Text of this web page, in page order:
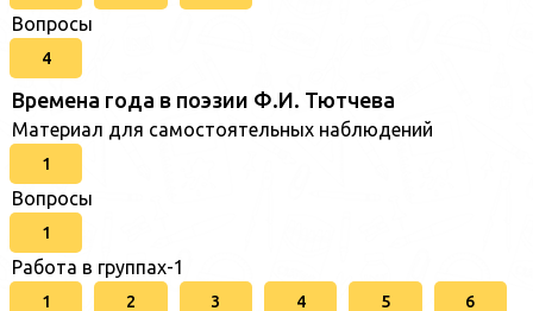
Вопросы
4
Времена года в поэзии Ф.И. Тютчева
Материал для самостоятельных наблюдений
1
Вопросы
1
Работа в группах-1
1 2 3 4 5 6